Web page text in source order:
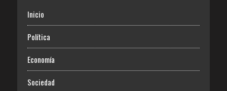
Inicio
Política
Economía
Sociedad